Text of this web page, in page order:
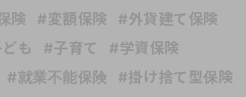
険
#変額保険
#外貨建て保険
も #子育て
#学資保険
#就業不能保険
#掛け捨て型保険